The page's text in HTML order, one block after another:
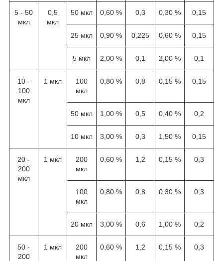
5 - 50
мкл
0,5
мкл
50 мкл 0,60 % 0,3 0,30 % 0,15
25 мкл 0,90 % 0,225 0,60 % 0,15
5 мкл 2,00 % 0,1 2,00 % 0,1
10 -
100
мкл
1 мкл
100
мкл
0,80 % 0,8 0,15 % 0,15
50 мкл 1,00 % 0,5 0,40 % 0,2
10 мкл 3,00 % 0,3 1,50 % 0,15
20 -
200
мкл
1 мкл
200
мкл
0,60 % 1,2 0,15 % 0,3
100
мкл
0,80 % 0,8 0,30 % 0,3
20 мкл 3,00 % 0,6 1,00 % 0,2
50 -
200
1 мкл
200
мкл
0,60 % 1,2 0,15 % 0,3